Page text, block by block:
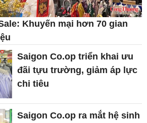
Khuyến mại hơn 70 gian
Saigon Co.op triển khai ưu
đãi tựu trường, giảm áp lực
chi tiêu
Saigon Co.op ra mắt hệ sinh